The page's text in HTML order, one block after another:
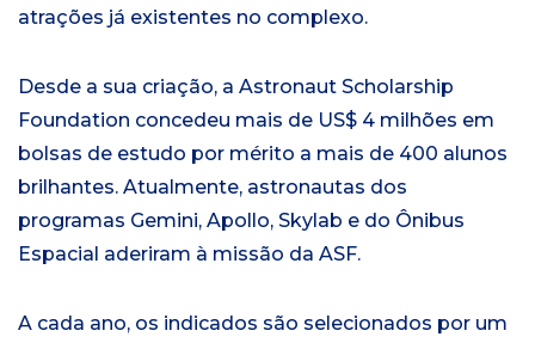
atrações já existentes no complexo.
Desde a sua criação, a Astronaut Scholarship
Foundation concedeu mais de US$ 4 milhões em
bolsas de estudo por mérito a mais de 400 alunos
brilhantes. Atualmente, astronautas dos
programas Gemini, Apollo, Skylab e do Ônibus
Espacial aderiram à missão da ASF.
A cada ano, os indicados são selecionados por um